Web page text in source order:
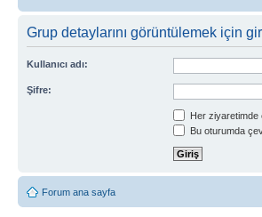
Grup detaylarını görüntülemek için
Kullanıcı adı:
Şifre:
Her ziyaretimde
Bu oturumda
Forum ana sayfa